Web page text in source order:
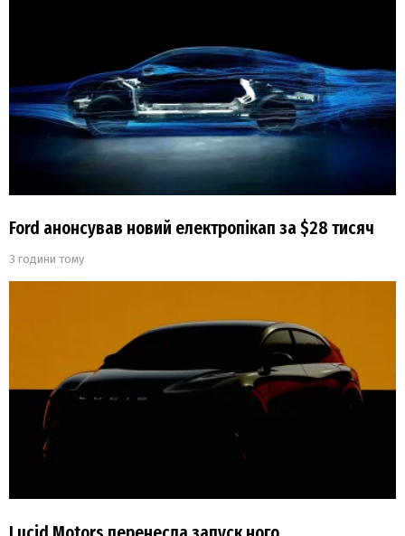
Ford анонсував новий електропікап за $28 тисяч
3 години тому